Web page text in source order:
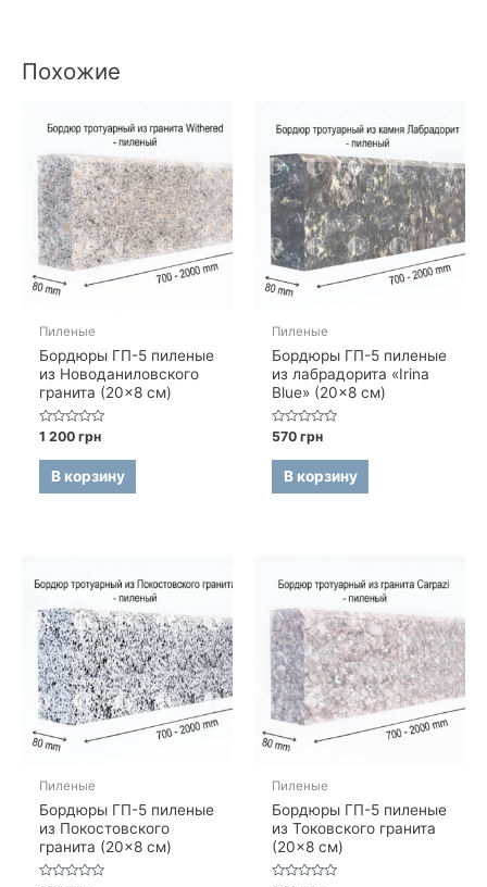
Похожие
Пиленые
Бордюры ГП-5 пиленые
из Новоданиловского
гранита (20×8 см)
Оценка
из
1 200грн
В корзину
Пиленые
Бордюры ГП-5 пиленые
из лабрадорита «Irina
Blue» (20×8 см)
Оценка
из
570грн
В корзину
Пиленые
Бордюры ГП-5 пиленые
из Покостовского
гранита (20×8 см)
Пиленые
Бордюры ГП-5 пиленые
из Токовского гранита
(20×8 см)